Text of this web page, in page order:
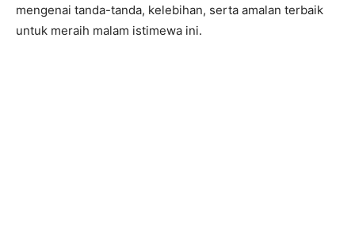
mengenai tanda-tanda, kelebihan, serta amalan terbaik
untuk meraih malam istimewa ini.